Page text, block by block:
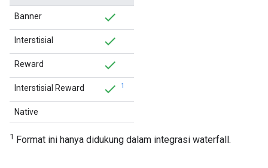
Banner
Interstisial
Reward
Interstisial Reward 1
Native
1 Format ini hanya didukung dalam integrasi waterfall.